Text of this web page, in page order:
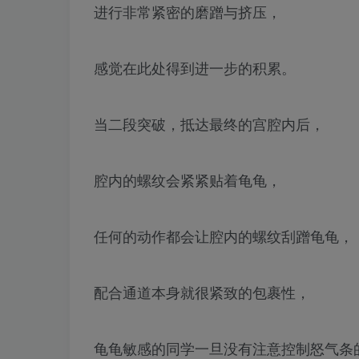
进行非常紧密的磨蹭与挤压，
感觉在此处得到进一步的积累。
当二段突破，抵达最终的宫腔内后，
腔内的螺纹会紧紧贴着龟龟，
任何的动作都会让腔内的螺纹刮蹭龟龟，
配合通道本身就很紧致的包裹性，
龟龟敏感的同学一旦没有注意控制怒气条